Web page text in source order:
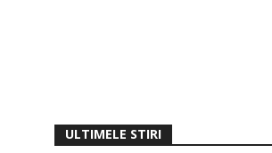
ULTIMELE STIRI